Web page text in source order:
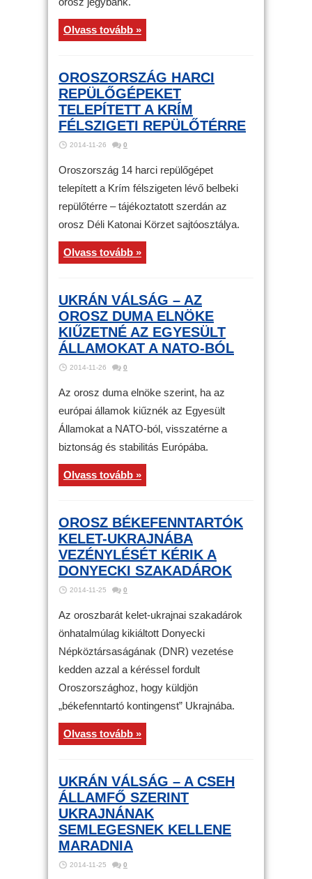
Olvass tovább »
OROSZORSZÁG HARCI
REPÜLŐGÉPEKET
TELEPÍTETT A KRÍM
FÉLSZIGETI REPÜLŐTÉRRE
2014-11-26 0
Oroszország 14 harci repülőgépet
telepített a Krím félszigeten lévő belbeki
repülőtérre – tájékoztatott szerdán az
orosz Déli Katonai Körzet sajtóosztálya.
Olvass tovább »
UKRÁN VÁLSÁG – AZ
OROSZ DUMA ELNÖKE
KIŰZETNÉ AZ EGYESÜLT
ÁLLAMOKAT A NATO-BÓL
2014-11-26 0
Az orosz duma elnöke szerint, ha az
európai államok kiűznék az Egyesült
Államokat a NATO-ból, visszatérne a
biztonság és stabilitás Európába.
Olvass tovább »
OROSZ BÉKEFENNTARTÓK
KELET-UKRAJNÁBA
VEZÉNYLÉSÉT KÉRIK A
DONYECKI SZAKADÁROK
2014-11-25 0
Az oroszbarát kelet-ukrajnai szakadárok
önhatalmúlag kikiáltott Donyecki
Népköztársaságának (DNR) vezetése
kedden azzal a kéréssel fordult
Oroszországhoz, hogy küldjön
„békefenntartó kontingenst” Ukrajnába.
Olvass tovább »
UKRÁN VÁLSÁG – A CSEH
ÁLLAMFŐ SZERINT
UKRAJNÁNAK
SEMLEGESNEK KELLENE
MARADNIA
2014-11-25 0